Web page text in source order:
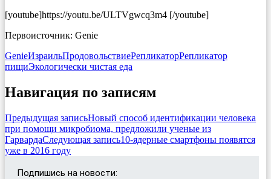
[youtube]https://youtu.be/ULTVgwcq3m4 [/youtube]
Первоисточник: Genie
GenieИзраильПродовольствиеРепликаторРепликатор
пищиЭкологически чистая еда
Навигация по записям
Предыдущая записьНовый способ идентификации человека
при помощи микробиома, предложили ученые из
ГарвардаСледующая запись10-ядерные смартфоны появятся
уже в 2016 году
Подпишись на новости: